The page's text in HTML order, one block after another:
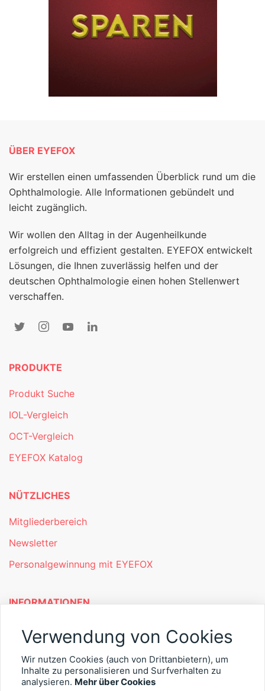
ÜBER EYEFOX
Wir erstellen einen umfassenden Überblick rund um die
Ophthalmologie. Alle Informationen gebündelt und
leicht zugänglich.
Wir wollen den Alltag in der Augenheilkunde
erfolgreich und effizient gestalten. EYEFOX entwickelt
Lösungen, die Ihnen zuverlässig helfen und der
deutschen Ophthalmologie einen hohen Stellenwert
verschaffen.
PRODUKTE
Produkt Suche
IOL-Vergleich
OCT-Vergleich
EYEFOX Katalog
NÜTZLICHES
Mitgliederbereich
Newsletter
Personalgewinnung mit EYEFOX
INFORMATIONEN
Was ist EYEFOX – Ihre Möglichkeiten
Kontakt
Verwendung von Cookies
Wir nutzen Cookies (auch von Drittanbietern), um
Inhalte zu personalisieren und Surfverhalten zu
analysieren. Mehr über Cookies